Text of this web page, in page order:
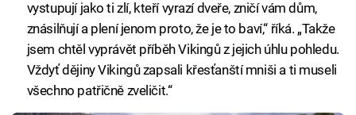
vystupují jako ti zlí, kteří vyrazí dveře, zničí vám dům,
znásilňují a plení jenom proto, že je to baví,“ říká. „Takže
jsem chtěl vyprávět příběh Vikingů z jejich úhlu pohledu.
Vždyť dějiny Vikingů zapsali křesťanští mniši a ti museli
všechno patřičně zveličit.“